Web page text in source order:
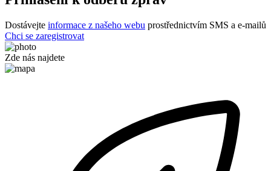
Dostávejte informace z našeho webu prostřednictvím SMS a e-mailů
Chci se zaregistrovat
Zde nás najdete